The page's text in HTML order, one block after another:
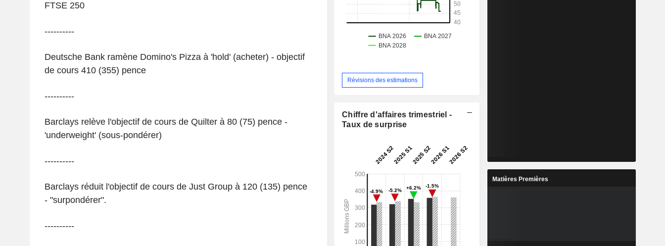
FTSE 250
----------
Deutsche Bank ramène Domino's Pizza à 'hold' (acheter) - objectif
de cours 410 (355) pence
----------
Barclays relève l'objectif de cours de Quilter à 80 (75) pence -
'underweight' (sous-pondérer)
----------
Barclays réduit l'objectif de cours de Just Group à 120 (135) pence
- "surpondérer".
----------
Révisions des estimations
Chiffre d'affaires trimestriel -
Taux de surprise
Matières Premières